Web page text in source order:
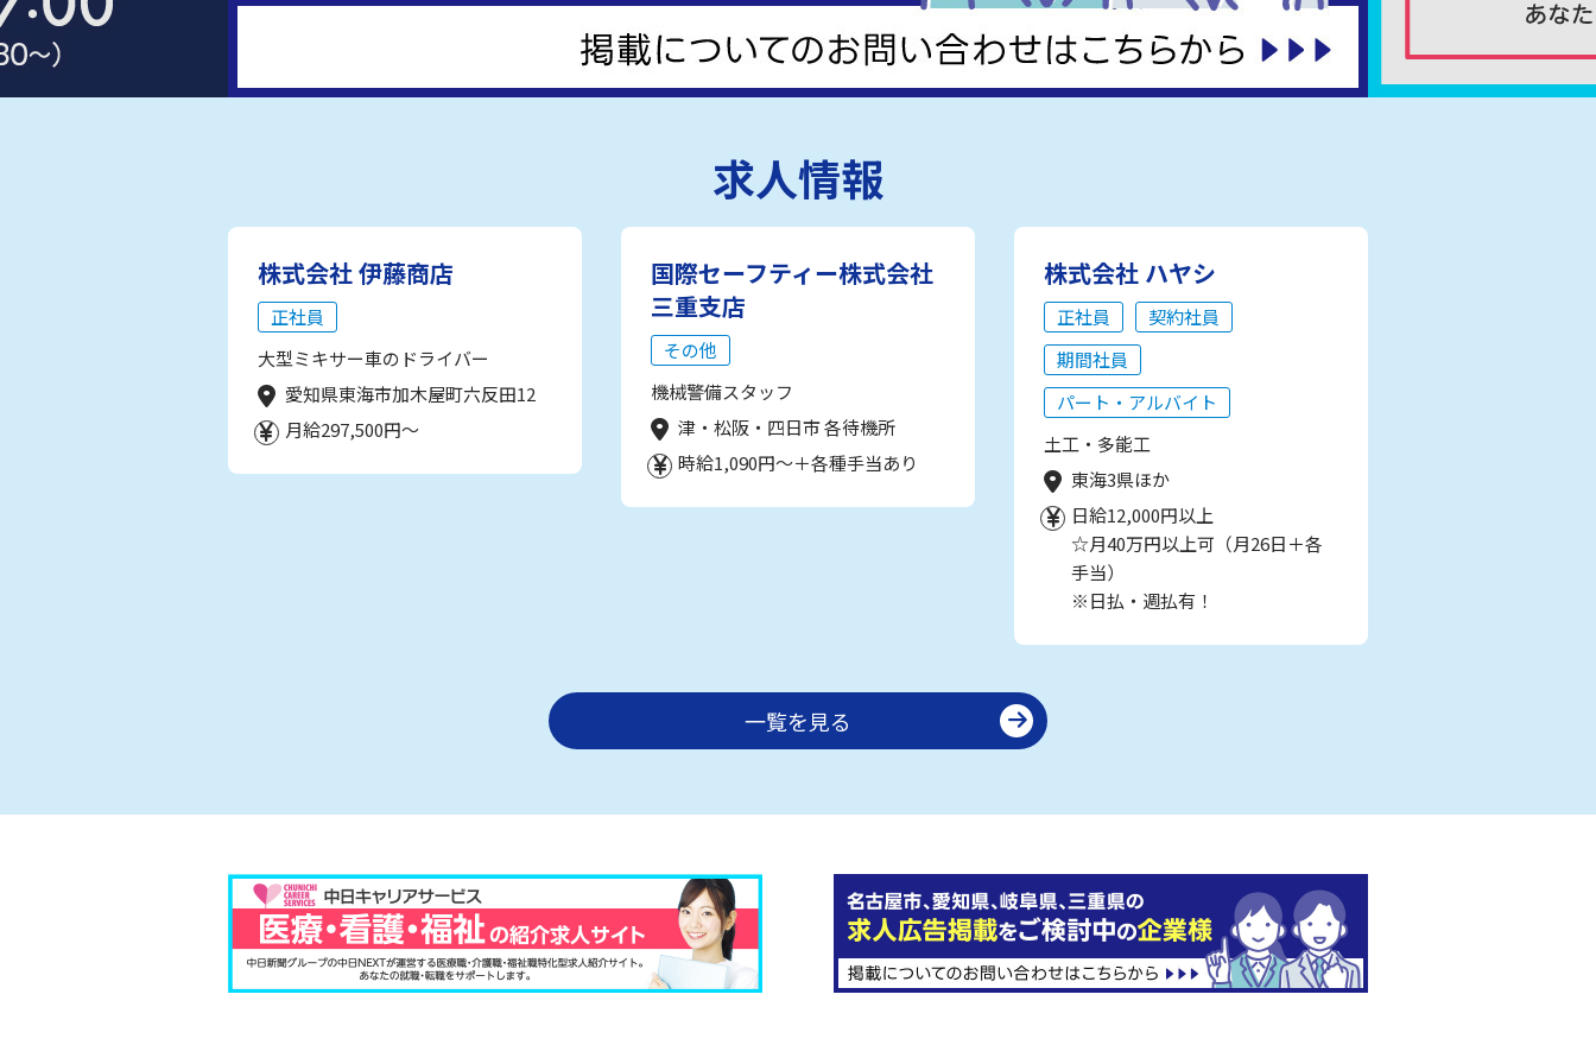
求人情報
株式会社 伊藤商店
正社員
大型ミキサー車のドライバー
愛知県東海市加木屋町六反田12
月給297,500円～
国際セーフティー株式会社
三重支店
その他
機械警備スタッフ
津・松阪・四日市 各待機所
時給1,090円～＋各種手当あり
株式会社 ハヤシ
正社員
契約社員
期間社員
パート・アルバイト
土工・多能工
東海3県ほか
日給12,000円以上
☆月40万円以上可（月26日＋各
手当）
※日払・週払有！
一覧を見る